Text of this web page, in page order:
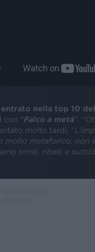
entrato nella top 10
con “Falco a metà”. “
molto tardi. “
molto metaforico, non
simili, ribelli e